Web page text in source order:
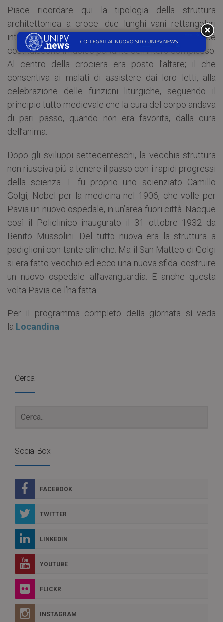
Piace ricordare qui la tipologia della struttura
architettonica a croce: due lunghi vani rettangolari
intersecatisi al centro in modo da formare una croce
costituiscono il nucleo portante dell’intero complesso.
Al centro della crociera era posto l’altare; il che
consentiva ai malati di assistere dai loro letti, alla
celebrazione delle funzioni liturgiche, seguendo il
principio tutto medievale che la cura del corpo andava
di pari passo, quando non era favorita, dalla cura
dell’anima.
Dopo gli sviluppi settecenteschi, la vecchia struttura
non riusciva più a tenere il passo con i rapidi progressi
della scienza. E fu proprio uno scienziato Camillo
Golgi, Nobel per la medicina nel 1906, che volle per
Pavia un nuovo ospedale, in un’area fuori città. Nacque
così il Policlinico inaugurato il 31 ottobre 1932 da
Benito Mussolini. Del tutto nuova era la struttura a
padiglioni con tante cliniche. Ma il San Matteo di Golgi
si era fatto vecchio ed ecco una nuova sfida: costruire
un nuovo ospedale all’avanguardia. E anche questa
volta Pavia ce l’ha fatta.
Per il programma completo della giornata si veda
la Locandina
Cerca
Social Box
FACEBOOK
TWITTER
LINKEDIN
YOUTUBE
FLICKR
INSTAGRAM